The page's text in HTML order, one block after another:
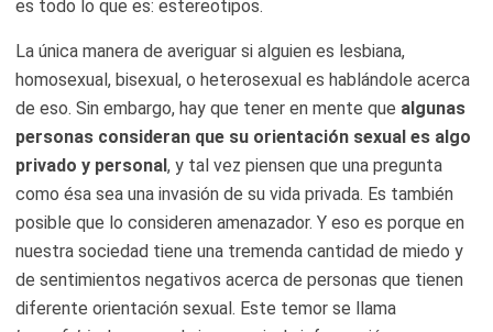
es todo lo que es: estereotipos.
La única manera de averiguar si alguien es lesbiana,
homosexual, bisexual, o heterosexual es hablándole acerca
de eso. Sin embargo, hay que tener en mente que algunas
personas consideran que su orientación sexual es algo
privado y personal, y tal vez piensen que una pregunta
como ésa sea una invasión de su vida privada. Es también
posible que lo consideren amenazador. Y eso es porque en
nuestra sociedad tiene una tremenda cantidad de miedo y
de sentimientos negativos acerca de personas que tienen
diferente orientación sexual. Este temor se llama